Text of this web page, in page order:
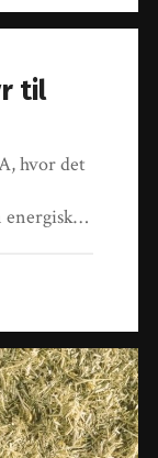
til
hvor det
energisk…